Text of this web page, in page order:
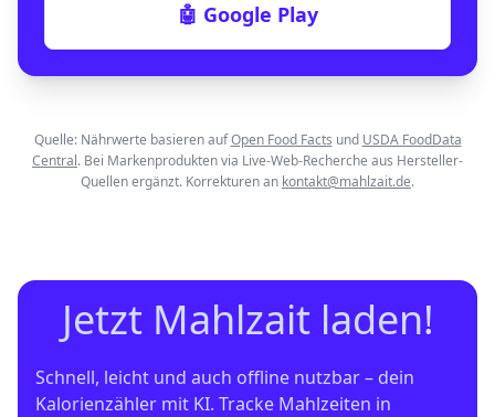
🤖 Google Play
Quelle: Nährwerte basieren auf Open Food Facts und USDA FoodData
Central. Bei Markenprodukten via Live-Web-Recherche aus Hersteller-
Quellen ergänzt. Korrekturen an kontakt@mahlzait.de.
Jetzt Mahlzait laden!
Schnell, leicht und auch offline nutzbar – dein
Kalorienzähler mit KI. Tracke Mahlzeiten in